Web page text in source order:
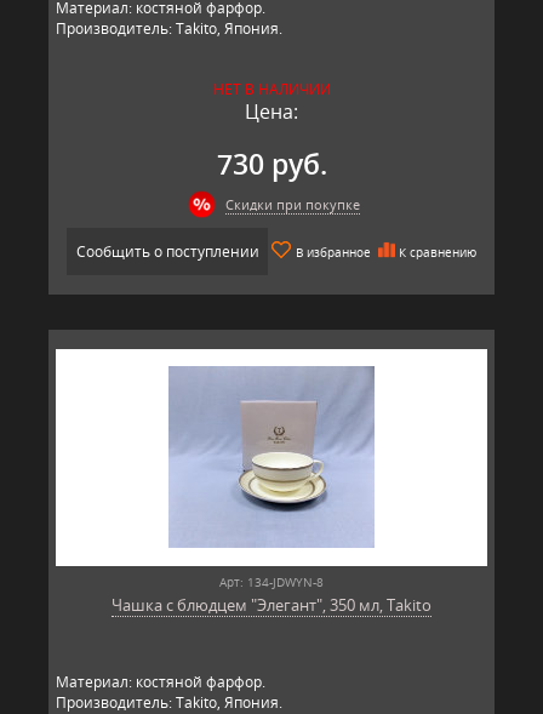
Материал: костяной фарфор.
Производитель: Takito, Япония.
НЕТ В НАЛИЧИИ
Цена:
730 руб.
Скидки при покупке
Сообщить о поступлении В избранное К сравнению
Арт: 134-JDWYN-8
Чашка с блюдцем "Элегант", 350 мл, Takito
Материал: костяной фарфор.
Производитель: Takito, Япония.